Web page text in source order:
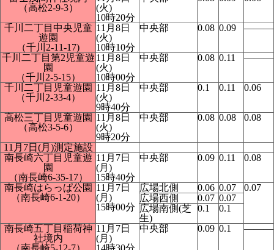
（高松2-9-3）
(火)
10時20分
千川二丁目中央児童
遊園
（千川2-11-17)
11月8日
(火)
10時10分
中央部 0.08 0.09 ―――
千川二丁目第2児童遊
園
（千川2-5-15）
11月8日
(火)
10時00分
中央部 0.08 0.11 ―――
千川二丁目児童遊園
（千川2-33-4）
11月8日
(火)
9時40分
中央部 0.1 0.11 0.06
高松三丁目児童遊園
（高松3-5-6）
11月8日
(火)
9時20分
中央部 0.08 0.08 0.08
11月7日(月)測定施設
南長崎六丁目児童遊
園
（南長崎6-35-17）
11月7日
(月)
15時40分
中央部 0.09 0.11 0.08
南長崎はらっぱ公園
（南長崎6-1-20）
11月7日
(月)
15時00分
広場北側 0.06 0.07
0.07
広場西側
0.07 0.07
広場南側(芝
生)
0.1
0.1
南長崎五丁目稲荷神
社境内
（南長崎5-12-7）
11月7日
(月)
14時30分
中央部 0.09 0.1 ―――